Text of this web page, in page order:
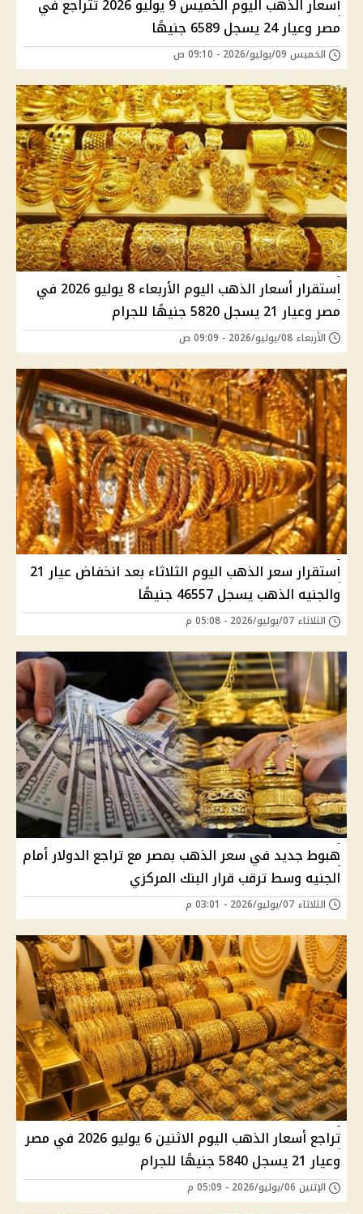
أسعار الذهب اليوم الخميس 9 يوليو 2026 تتراجع في
مصر وعيار 24 يسجل 6589 جنيهًا
الخميس 09/يوليو/2026 - 09:10 ص
استقرار أسعار الذهب اليوم الأربعاء 8 يوليو 2026 في
مصر وعيار 21 يسجل 5820 جنيهًا للجرام
الأربعاء 08/يوليو/2026 - 09:09 ص
استقرار سعر الذهب اليوم الثلاثاء بعد انخفاض عيار 21
والجنيه الذهب يسجل 46557 جنيهًا
الثلاثاء 07/يوليو/2026 - 05:08 م
هبوط جديد في سعر الذهب بمصر مع تراجع الدولار أمام
الجنيه وسط ترقب قرار البنك المركزي
الثلاثاء 07/يوليو/2026 - 03:01 م
تراجع أسعار الذهب اليوم الاثنين 6 يوليو 2026 في مصر
وعيار 21 يسجل 5840 جنيهًا للجرام
الإثنين 06/يوليو/2026 - 05:09 م